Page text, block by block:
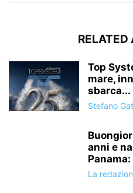
RELATED
Top
mare,
sbarca...
Stefano
anni e
La